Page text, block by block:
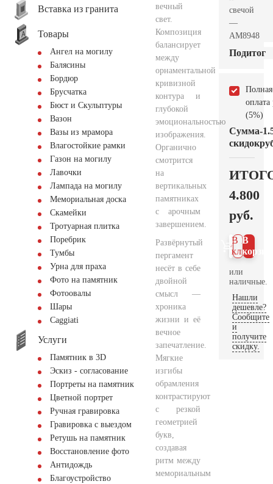
Вставка из гранита
Товары
Ангел на могилу
Балясины
Бордюр
Брусчатка
Бюст и Скульптуры
Вазон
Вазы из мрамора
Влагостойкие рамки
Газон на могилу
Лавочки
Лампада на могилу
Мемориальная доска
Скамейки
Тротуарная плитка
Поребрик
Тумбы
Урна для праха
Фото на памятник
Фотоовалы
Шары
Сaggiati
Услуги
Памятник в 3D
Эскиз - согласование
Портреты на памятник
Цветной портрет
Ручная гравировка
Гравировка с выездом
Ретушь на памятник
Восстановление фото
Антидождь
Благоустройство
вечный
свет.
Композиция
балансирует
между
орнаментальной
кривизной
контура и
глубокой
эмоциональностью
изображения.
Органично
смотрится
на
вертикальных
памятниках
с арочным
завершением.
Развёрнутый
пергамент
несёт в себе
двойной
смысл —
хроника
жизни и её
вечное
запечатление.
Мягкие
изгибы
обрамления
контрастируют
с резкой
геометрией
букв,
создавая
ритм между
мемориальным
свечой
—
AM8948
Подитог
Полная
оплата
(5%)
Сумма
скидок
-
4.800
руб.
В
В 1
клик
или
наличные.
Нашли
дешевле?
Сообщите
и
получите
скидку.